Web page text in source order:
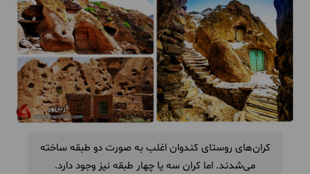
کران‌های روستای کندوان اغلب به صورت دو طبقه ساخته
می‌شدند. اما کران سه یا چهار طبقه نیز وجود دارد.